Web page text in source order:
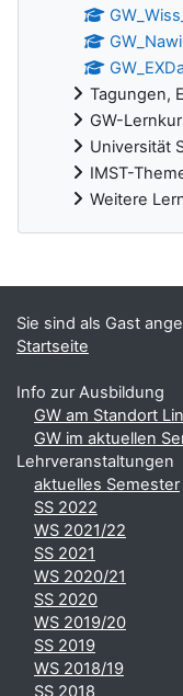
Tagungen,
GW-
Universität
IMST-
Weitere
Sie sind als Gast
Startseite
Info zur Ausbildung
GW am Standort
GW im aktuellen
Lehrveranstaltungen
aktuelles Semester
SS 2022
WS 2021/22
SS 2021
WS 2020/21
SS 2020
WS 2019/20
SS 2019
WS 2018/19
SS 2018